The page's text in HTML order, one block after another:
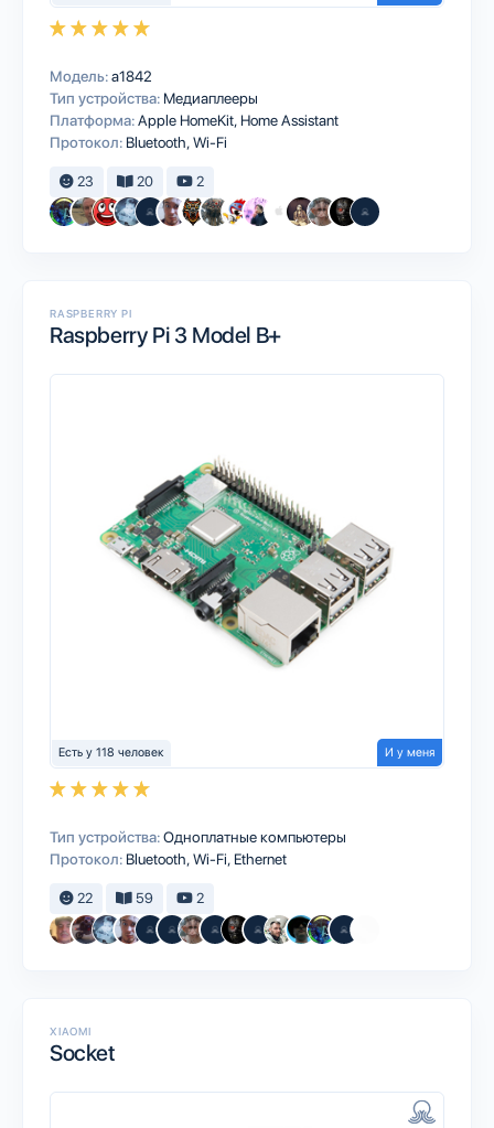
Модель:a1842
Тип устройства: Медиаплееры
Платформа:Apple HomeKit Home Assistant
Протокол: BluetoothWi-Fi
23 20 2
RASPBERRY PI
Raspberry Pi 3 Model B+
Есть у 118 человек И у меня
Тип устройства:Одноплатные компьютеры
Протокол: BluetoothWi-Fi Ethernet
22 59 2
XIAOMI
Socket